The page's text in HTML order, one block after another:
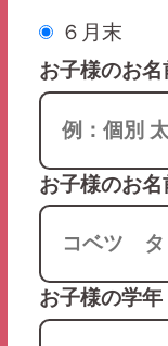
６月末
お子様のお名
お子様のお
お子様の学年